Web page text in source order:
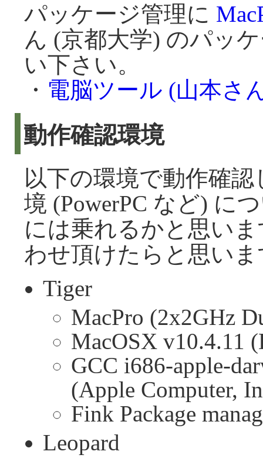
パッケージ管理に
ん (京都大学) のパッ
い下さい。
・ 電脳ツール (山本さ
動作確認環境
以下の環境で動作確
境 (PowerPC など) に
には乗れるかと思い
わせ頂けたらと思い
Tiger
MacPro (2x2GHz
MacOSX v10.4.11
GCC i686-apple-
(Apple Computer,
Fink Package
Leopard